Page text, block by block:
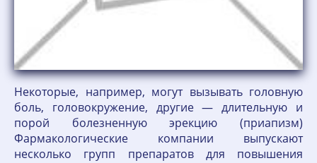
Некоторые, например, могут вызывать головную
боль, головокружение, другие — длительную и
порой болезненную эрекцию (приапизм)
Фармакологические компании выпускают
несколько групп препаратов для повышения